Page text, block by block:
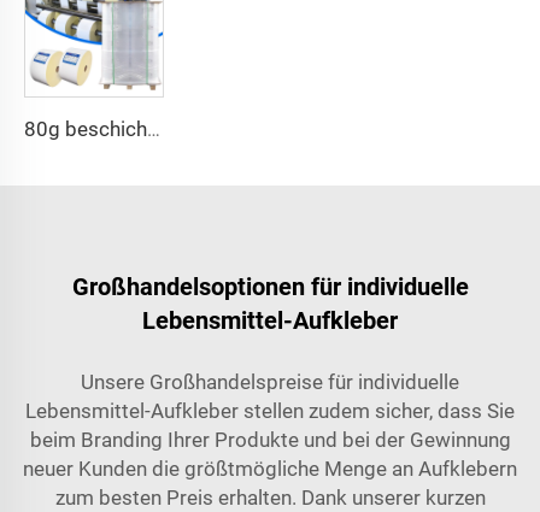
80g beschichtetes semiglänzendes Papier Thermotransfer-Etikett Heißschmelz-Selbstklebe-Papier Rohstoff Jumbo-Rollen-Etikettenpapier Aufkleber
Großhandelsoptionen für individuelle
Lebensmittel-Aufkleber
Unsere Großhandelspreise für individuelle
Lebensmittel-Aufkleber stellen zudem sicher, dass Sie
beim Branding Ihrer Produkte und bei der Gewinnung
neuer Kunden die größtmögliche Menge an Aufklebern
zum besten Preis erhalten. Dank unserer kurzen